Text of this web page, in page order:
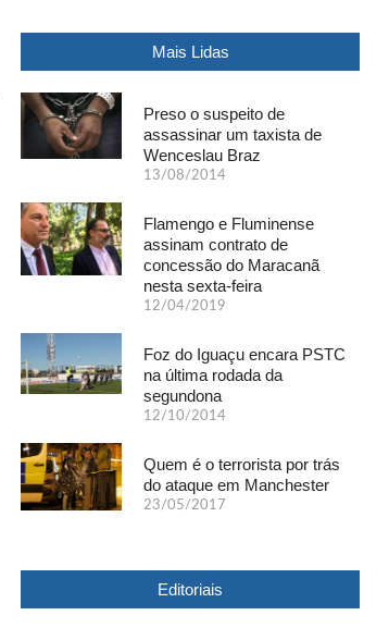
Mais Lidas
Preso o suspeito de
assassinar um taxista de
Wenceslau Braz
13/08/2014
Flamengo e Fluminense
assinam contrato de
concessão do Maracanã
nesta sexta-feira
12/04/2019
Foz do Iguaçu encara PSTC
na última rodada da
segundona
12/10/2014
Quem é o terrorista por trás
do ataque em Manchester
23/05/2017
Editoriais